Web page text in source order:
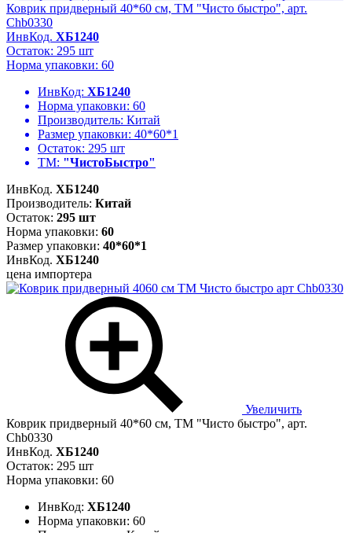
Коврик придверный 40*60 см, ТМ "Чисто быстро", арт.
Chb0330
ИнвКод. ХБ1240
Остаток: 295 шт
Норма упаковки: 60
ИнвКод: ХБ1240
Норма упаковки: 60
Производитель: Китай
Размер упаковки: 40*60*1
Остаток: 295 шт
ТМ: "ЧистоБыстро"
ИнвКод. ХБ1240
Производитель: Китай
Остаток: 295 шт
Норма упаковки: 60
Размер упаковки: 40*60*1
ИнвКод. ХБ1240
цена импортера
Увеличить
Коврик придверный 40*60 см, ТМ "Чисто быстро", арт.
Chb0330
ИнвКод. ХБ1240
Остаток: 295 шт
Норма упаковки: 60
ИнвКод: ХБ1240
Норма упаковки: 60